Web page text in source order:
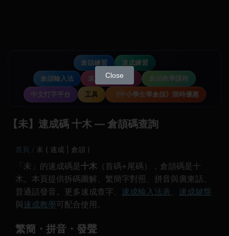
倉頡練習
速成練習
倉頡輸入法
速成輸入法教學
倉頡教學課程
中文打字平台
工具 《中小學生學倉頡》限時優惠
【未】速成碼 十木 — 倉頡碼查詢
首頁 未 ( 速成 | 倉頡 )
「未」的速成碼是 十木 （首碼+尾碼），倉頡碼是十
木。本頁提供拆碼圖解、繁簡字對照、拼音與廣東話、
普通話發音。更多速成查字、 速成輸入法表、 速成鍵盤
與速成教學可配合使用。
繁簡・拼音・發聲
Close